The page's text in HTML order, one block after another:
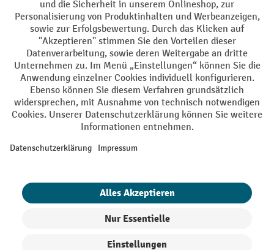
Facebook
YouTube
LinkedIn
Instagram
AGB Impressum Datenschutz
Barrierefreiheit Privacy Settings
Alle Preise exkl. gesetzl. Mehrwertsteuer zzgl.Versandkosten und ggf.
Nachnahmegebühren, wenn nicht anders angegeben.
¹ Der Rabatt gilt so lange der Vorrat reicht. Der Rabatt gilt nicht auf
Erstregistrierung für den Newsletter gewährt. Der Gutschein ist 10
Tage gültig und kann ab einem Netto-Bestellwert von 250,- € online
eingelöst werden. Die Höhe des Rabatts variiert je nach
Arbeitsschutz | 5% auf Werkstatt, Betrieb, Transport, Stapeln und